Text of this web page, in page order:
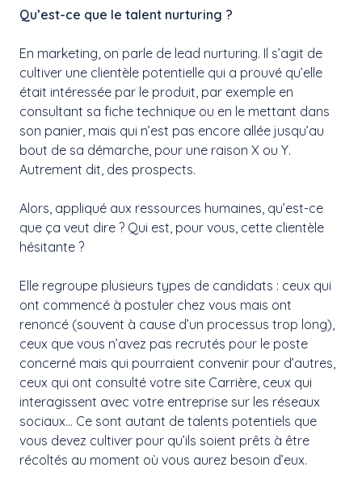
Qu’est-ce que le talent nurturing ?
En marketing, on parle de lead nurturing. Il s’agit de
cultiver une clientèle potentielle qui a prouvé qu’elle
était intéressée par le produit, par exemple en
consultant sa fiche technique ou en le mettant dans
son panier, mais qui n’est pas encore allée jusqu’au
bout de sa démarche, pour une raison X ou Y.
Autrement dit, des prospects.
Alors, appliqué aux ressources humaines, qu’est-ce
que ça veut dire ? Qui est, pour vous, cette clientèle
hésitante ?
Elle regroupe plusieurs types de candidats : ceux qui
ont commencé à postuler chez vous mais ont
renoncé (souvent à cause d’un processus trop long),
ceux que vous n’avez pas recrutés pour le poste
concerné mais qui pourraient convenir pour d’autres,
ceux qui ont consulté votre site Carrière, ceux qui
interagissent avec votre entreprise sur les réseaux
sociaux… Ce sont autant de talents potentiels que
vous devez cultiver pour qu’ils soient prêts à être
récoltés au moment où vous aurez besoin d’eux.